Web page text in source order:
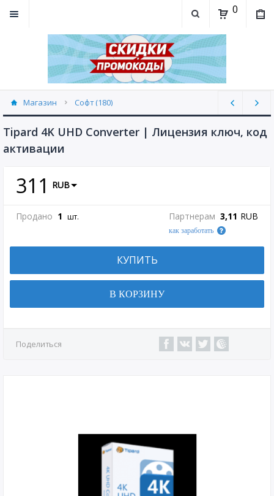
0
Магазин Софт (180)
Tipard 4K UHD Converter | Лицензия ключ, код
активации
311 RUB
Продано 1 шт. Партнерам 3,11 RUB
как заработать
КУПИТЬ
В КОРЗИНУ
Поделиться